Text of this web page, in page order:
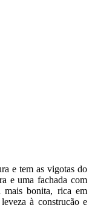
e tem as vigotas do
e uma fachada com
mais bonita, rica em
à construção e